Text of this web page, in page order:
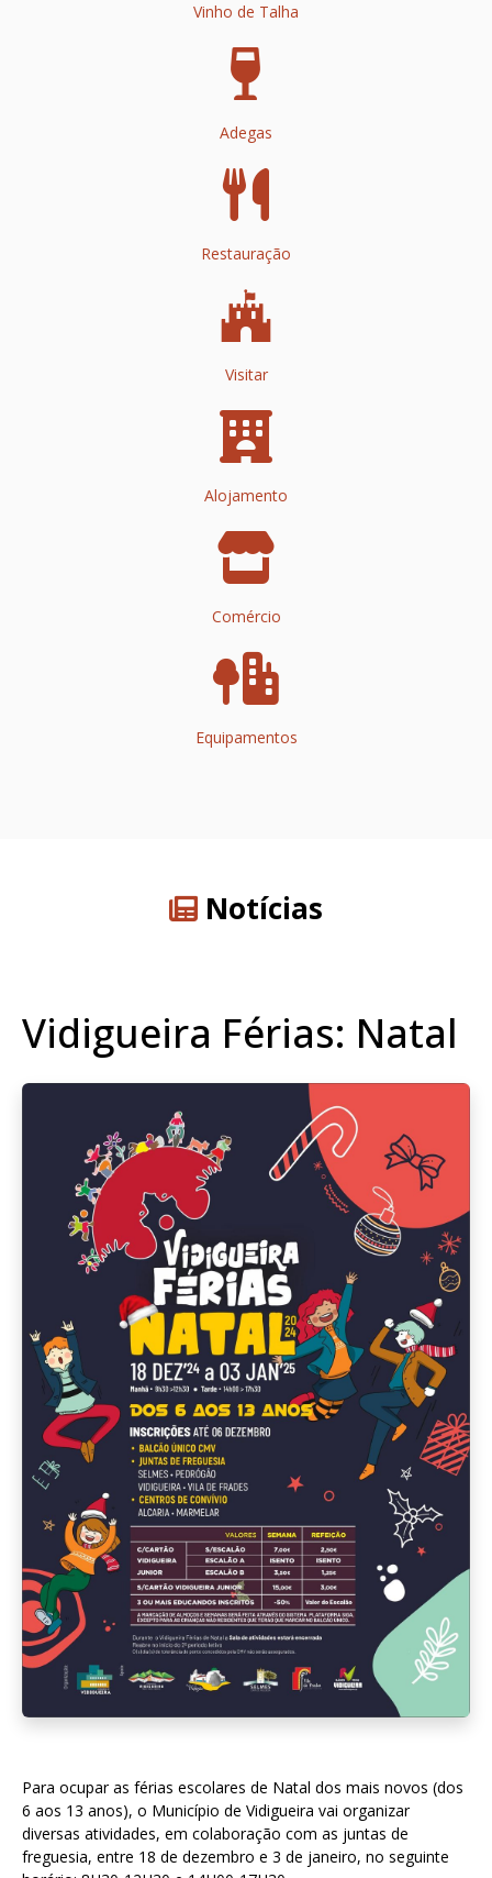
Vinho de Talha
Adegas
Restauração
Visitar
Alojamento
Comércio
Equipamentos
Notícias
Vidigueira Férias: Natal
Para ocupar as férias escolares de Natal dos mais novos (dos
6 aos 13 anos), o Município de Vidigueira vai organizar
diversas atividades, em colaboração com as juntas de
freguesia, entre 18 de dezembro e 3 de janeiro, no seguinte